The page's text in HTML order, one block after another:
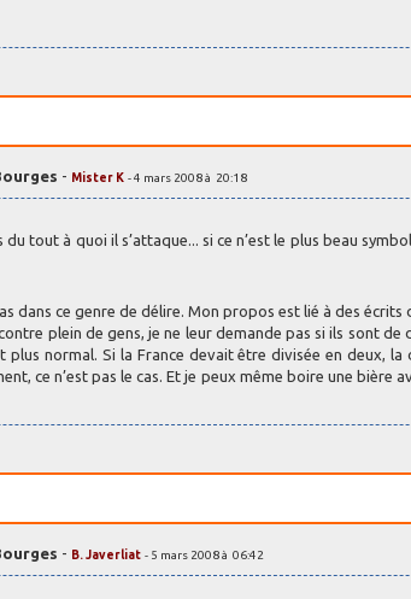
- Mister K - 4 mars 2008 à 20:18
du tout à quoi il s’attaque... si ce n’est le plus beau
dans ce genre de délire. Mon propos est lié à des écrits
plein de gens, je ne leur demande pas si ils sont de
normal. Si la France devait être divisée en deux, la
ce n’est pas le cas. Et je peux même boire une bière
- B. Javerliat - 5 mars 2008 à 06:42